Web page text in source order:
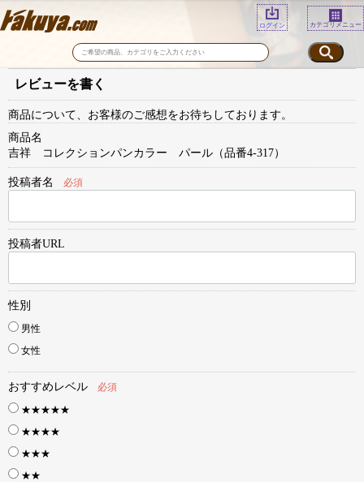
ログイン カテゴリメニュー
レビューを書く
商品について、お客様のご感想をお待ちしております。
商品名
吉祥 コレクションパンカラー パール（品番4-317）
投稿者名 必須
投稿者URL
性別
男性
女性
おすすめレベル
必須
★★★★★
★★★★
★★★
★★